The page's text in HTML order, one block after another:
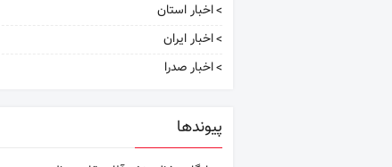
اخبار استان
اخبار ایران
اخبار صدرا
پیوندها